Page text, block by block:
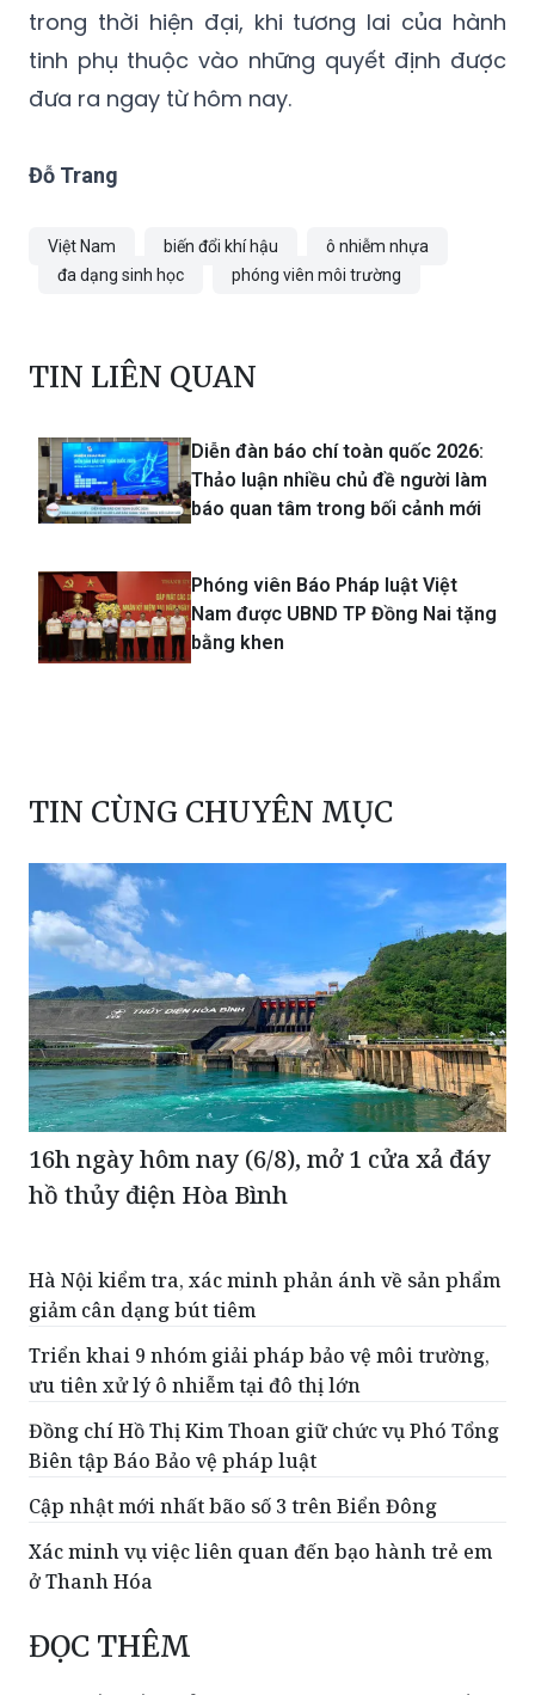
trong thời hiện đại, khi tương lai của hành
tinh phụ thuộc vào những quyết định được
đưa ra ngay từ hôm nay.
Đỗ Trang
Việt Nam biến đổi khí hậu
ô nhiễm nhựa
đa dạng sinh học
phóng viên môi trường
TIN LIÊN QUAN
Diễn đàn báo chí toàn quốc 2026:
Thảo luận nhiều chủ đề người làm
báo quan tâm trong bối cảnh mới
Phóng viên Báo Pháp luật Việt
Nam được UBND TP Đồng Nai tặng
bằng khen
TIN CÙNG CHUYÊN MỤC
16h ngày hôm nay (6/8), mở 1 cửa xả đáy
hồ thủy điện Hòa Bình
Hà Nội kiểm tra, xác minh phản ánh về sản phẩm
giảm cân dạng bút tiêm
Triển khai 9 nhóm giải pháp bảo vệ môi trường,
ưu tiên xử lý ô nhiễm tại đô thị lớn
Đồng chí Hồ Thị Kim Thoan giữ chức vụ Phó Tổng
Biên tập Báo Bảo vệ pháp luật
Cập nhật mới nhất bão số 3 trên Biển Đông
Xác minh vụ việc liên quan đến bạo hành trẻ em
ở Thanh Hóa
ĐỌC THÊM